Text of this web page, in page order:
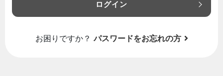
ログイン
お困りですか？ パスワードをお忘れの方